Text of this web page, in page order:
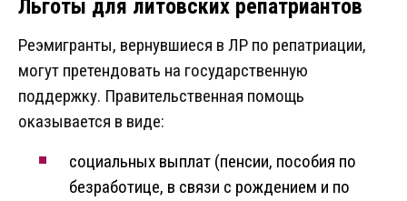
Льготы для литовских репатриантов
Реэмигранты, вернувшиеся в ЛР по репатриации,
могут претендовать на государственную
поддержку. Правительственная помощь
оказывается в виде:
социальных выплат (пенсии, пособия по
безработице, в связи с рождением и по